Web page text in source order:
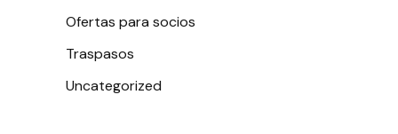
Ofertas para socios
Traspasos
Uncategorized